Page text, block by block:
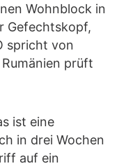
Wohnblock in
Gefechtskopf,
spricht von
prüft
ist eine
in drei Wochen
auf ein